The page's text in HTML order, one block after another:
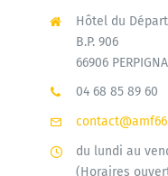
Hôtel du
B.P. 906
66906
04 68 85 89 60
du lundi au
(Horaires